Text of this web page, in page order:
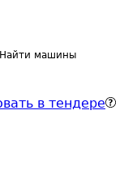
Найти машины
в тендере